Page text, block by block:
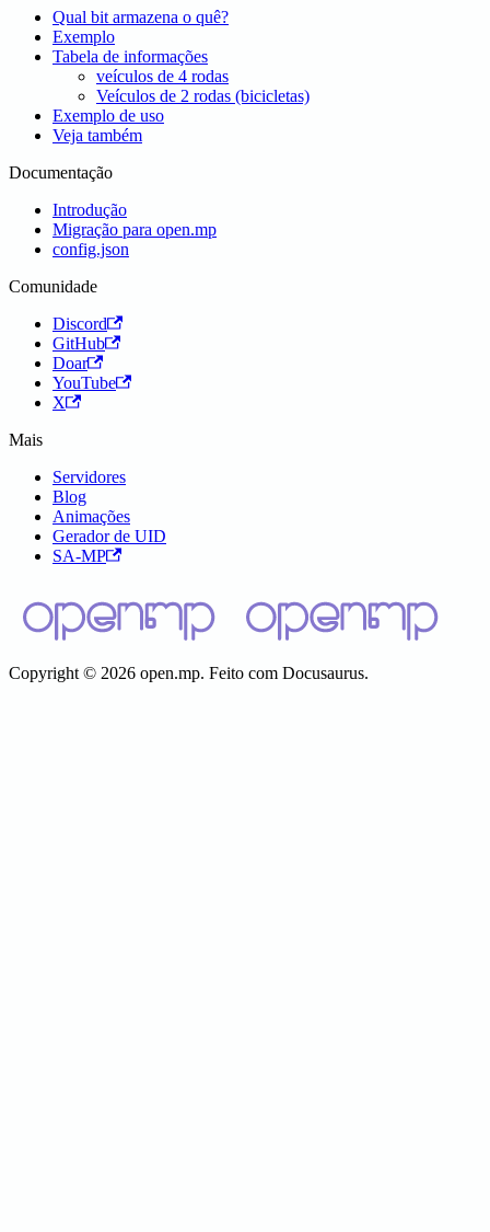
Qual bit armazena o quê?
Exemplo
Tabela de informações
veículos de 4 rodas
Veículos de 2 rodas (bicicletas)
Exemplo de uso
Veja também
Documentação
Introdução
Migração para open.mp
config.json
Comunidade
Discord
GitHub
Doar
YouTube
X
Mais
Servidores
Blog
Animações
Gerador de UID
SA-MP
Copyright © 2026 open.mp. Feito com Docusaurus.